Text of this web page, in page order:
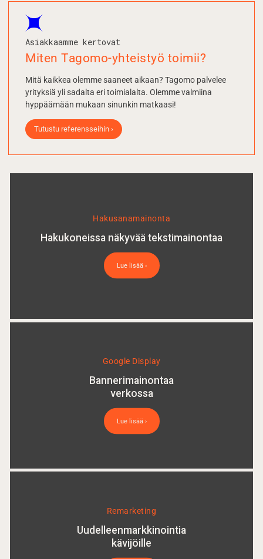
Asiakkaamme kertovat
Miten Tagomo-yhteistyö toimii?
Mitä kaikkea olemme saaneet aikaan? Tagomo palvelee
yrityksiä yli sadalta eri toimialalta. Olemme valmiina
hyppäämään mukaan sinunkin matkaasi!
Tutustu referensseihin ›
Hakusana­mainonta
Hakukoneissa näkyvää tekstimainontaa
Lue lisää ›
Google Display
Bannerimainontaa
verkossa
Lue lisää ›
Remarketing
Uudelleenmarkkinointia
kävijöille